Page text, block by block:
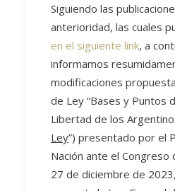
Siguiendo las
anterioridad, las cuales
en el siguiente link, a
informamos
modificaciones
de Ley “Bases y Puntos
Libertad de los
Ley”) presentado por el
Nación ante el Congreso
27 de diciembre de